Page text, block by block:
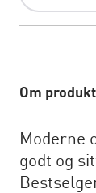
Om
Moderne
godt og